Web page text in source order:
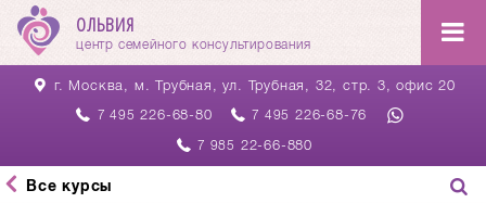
ОЛЬВИЯ
центр семейного консультирования
г. Москва, м. Трубная, ул. Трубная, 32, стр. 3, офис 20
7 495 226-68-80 7 495 226-68-76
7 985 22-66-880
Все курсы